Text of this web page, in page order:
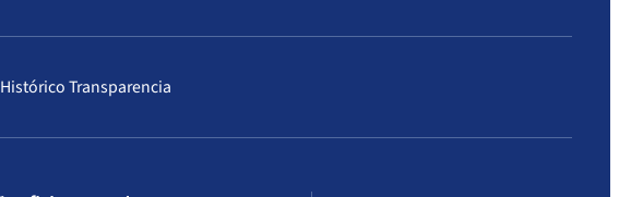
Histórico Transparencia